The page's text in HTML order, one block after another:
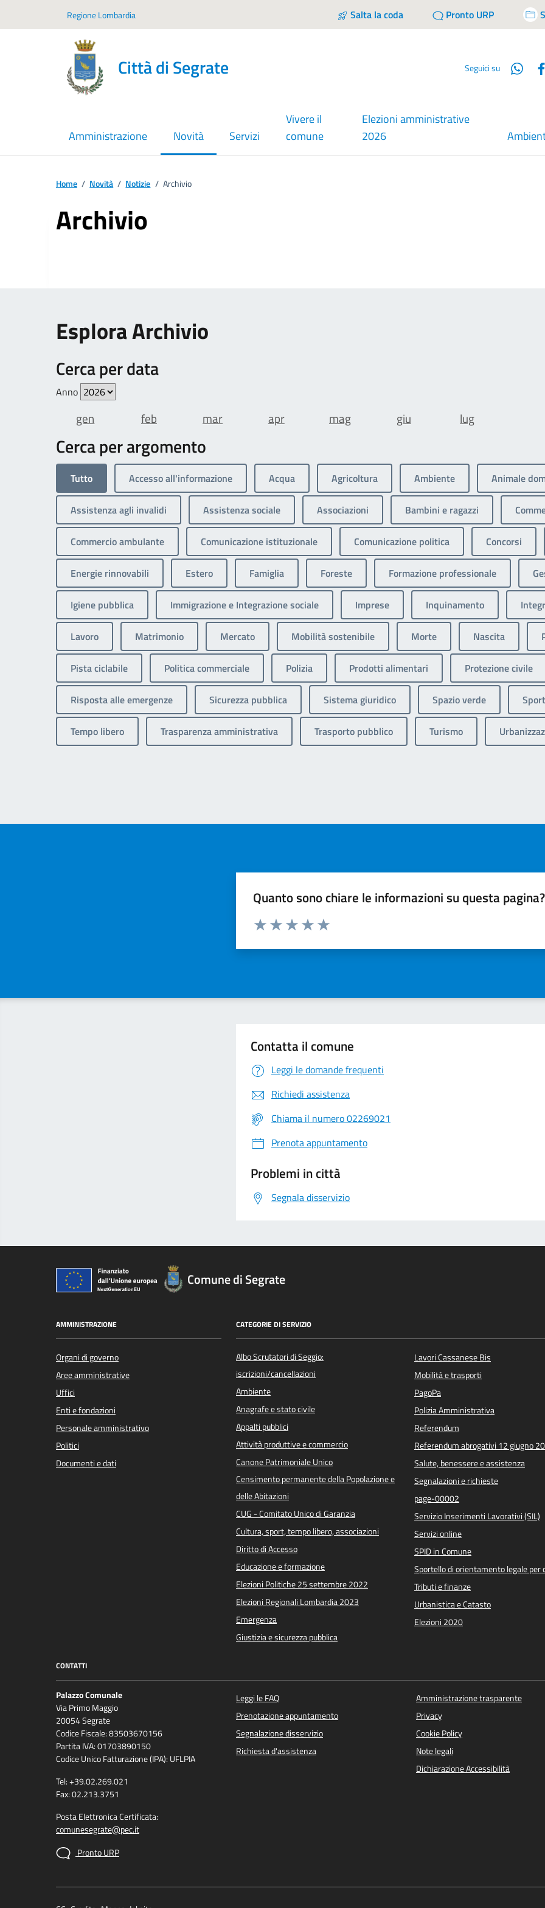
Regione Lombardia Salta la coda Pronto URP
Città di Segrate Seguici su
Amministrazione Novità
menu selezionato
Servizi
Vivere il
comune
Elezioni amministrative
2026
Home / Novità / Notizie / Archivio
Archivio
Esplora Archivio
Cerca per data
Anno
gen feb mar apr mag giu lug
Cerca per argomento
Tutto Accesso all'informazione Acqua Agricoltura Ambiente Animale
Assistenza agli invalidi Assistenza sociale Associazioni Bambini e ragazzi
Commercio ambulante Comunicazione istituzionale Comunicazione politica Concorsi
Energie rinnovabili Estero Famiglia Foreste Formazione professionale
Igiene pubblica Immigrazione e Integrazione sociale Imprese Inquinamento
Lavoro Matrimonio Mercato Mobilità sostenibile Morte Nascita
Pista ciclabile Politica commerciale Polizia Prodotti alimentari Protezione civile
Risposta alle emergenze Sicurezza pubblica Sistema giuridico Spazio verde
Tempo libero Trasparenza amministrativa Trasporto pubblico Turismo
Quanto sono chiare le informazioni su questa pagina?
Valuta da 1 a 5 stelle la pagina
Contatta il comune
Leggi le domande frequenti
Richiedi assistenza
Chiama il numero 02269021
Prenota appuntamento
Problemi in città
Segnala disservizio
Comune di Segrate
AMMINISTRAZIONE
Organi di governo
Aree amministrative
Uffici
Enti e fondazioni
Personale amministrativo
Politici
Documenti e dati
CATEGORIE DI SERVIZIO
Albo Scrutatori di Seggio:
iscrizioni/cancellazioni
Ambiente
Anagrafe e stato civile
Appalti pubblici
Attività produttive e commercio
Canone Patrimoniale Unico
Censimento permanente della Popolazione e
delle Abitazioni
CUG - Comitato Unico di Garanzia
Cultura, sport, tempo libero, associazioni
Diritto di Accesso
Educazione e formazione
Elezioni Politiche 25 settembre 2022
Elezioni Regionali Lombardia 2023
Emergenza
Giustizia e sicurezza pubblica
Lavori Cassanese Bis
Mobilità e trasporti
PagoPa
Polizia Amministrativa
Referendum
Referendum abrogativi 12 giugno
Salute, benessere e assistenza
Segnalazioni e richieste
page-00002
Servizio Inserimenti Lavorativi (SIL)
Servizi online
SPID in Comune
Sportello di orientamento legale per
Tributi e finanze
Urbanistica e Catasto
Elezioni 2020
CONTATTI
Palazzo Comunale
Via Primo Maggio
20054 Segrate
Codice Fiscale: 83503670156
Partita IVA: 01703890150
Codice Unico Fatturazione (IPA): UFLPIA
Tel: +39.02.269.021
Fax: 02.213.3751
Posta Elettronica Certificata:
comunesegrate@pec.it
Pronto URP
Leggi le FAQ
Prenotazione appuntamento
Segnalazione disservizio
Richiesta d'assistenza
Amministrazione trasparente
Privacy
Cookie Policy
Note legali
Dichiarazione Accessibilità